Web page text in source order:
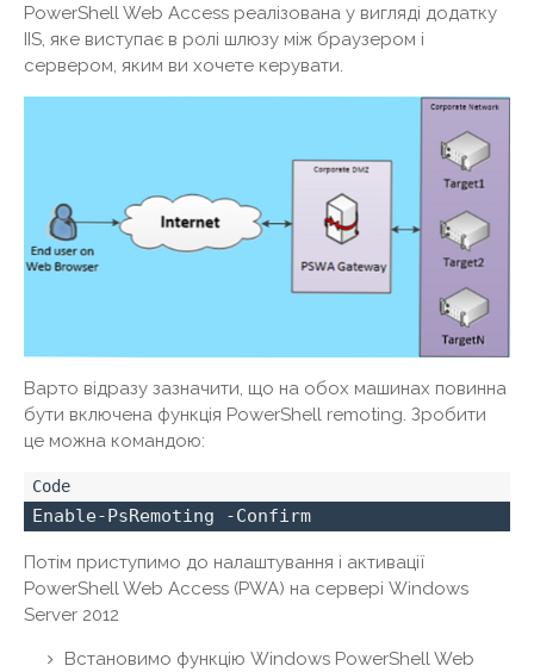
PowerShell Web Access реалізована у вигляді додатку
IIS, яке виступає в ролі шлюзу між браузером і
сервером, яким ви хочете керувати.
Варто відразу зазначити, що на обох машинах повинна
бути включена функція PowerShell remoting. Зробити
це можна командою:
Enable-PsRemoting -Confirm
Потім приступимо до налаштування і активації
PowerShell Web Access (PWA) на сервері Windows
Server 2012
Встановимо функцію Windows PowerShell Web